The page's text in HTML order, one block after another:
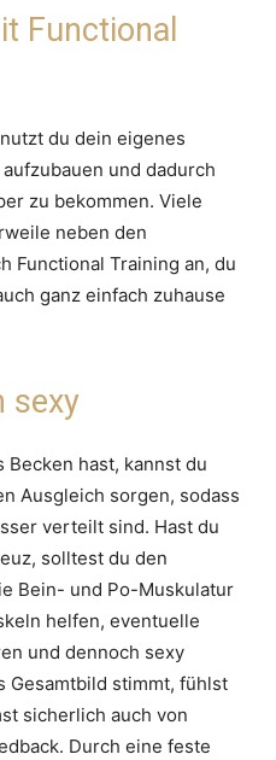
Functional
du dein eigenes
und dadurch
zu bekommen. Viele
neben den
Functional Training an, du
ganz einfach zuhause
sexy
hast, kannst du
Ausgleich sorgen, sodass
verteilt sind. Hast du
solltest du den
Bein- und Po-Muskulatur
helfen, eventuelle
und dennoch sexy
Gesamtbild stimmt, fühlst
sicherlich auch von
Durch eine feste